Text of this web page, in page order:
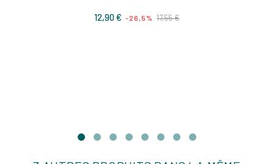
12,90 € Prix
-26,5% 17,55 €Prix